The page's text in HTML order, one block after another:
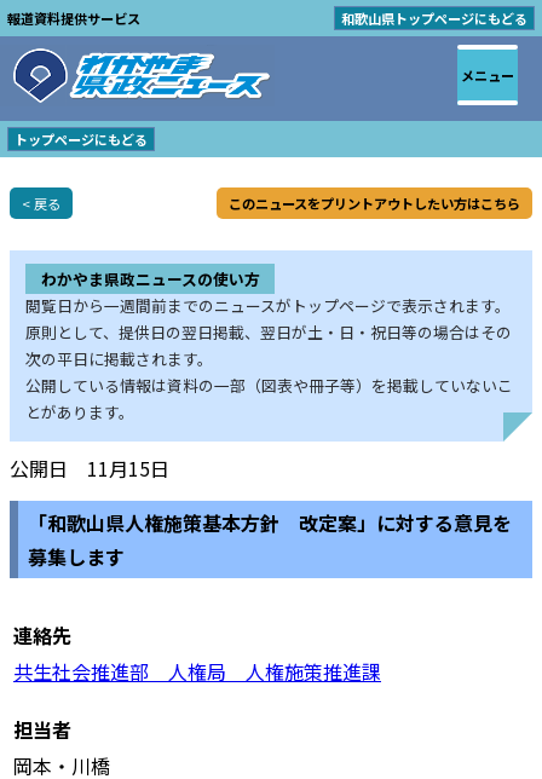
報道資料提供サービス 和歌山県トップページにもどる
トップページにもどる
< 戻る このニュースをプリントアウトしたい方はこちら
わかやま県政ニュースの使い方
閲覧日から一週間前までのニュースがトップページで表示されます。
原則として、提供日の翌日掲載、翌日が土・日・祝日等の場合はその
次の平日に掲載されます。
公開している情報は資料の一部（図表や冊子等）を掲載していないこ
とがあります。
公開日 11月15日
「和歌山県人権施策基本方針 改定案」に対する意見を
募集します
連絡先
共生社会推進部 人権局 人権施策推進課
担当者
岡本・川橋
メニュー